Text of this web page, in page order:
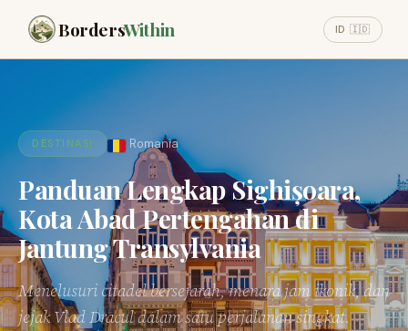
BordersWithin ID 🇮🇩
DESTINASI Romania
Panduan Lengkap Sighișoara,
Kota Abad Pertengahan di
Jantung Transylvania
Menelusuri citadel bersejarah, menara jam ikonik, dan
jejak Vlad Dracul dalam satu perjalanan singkat.